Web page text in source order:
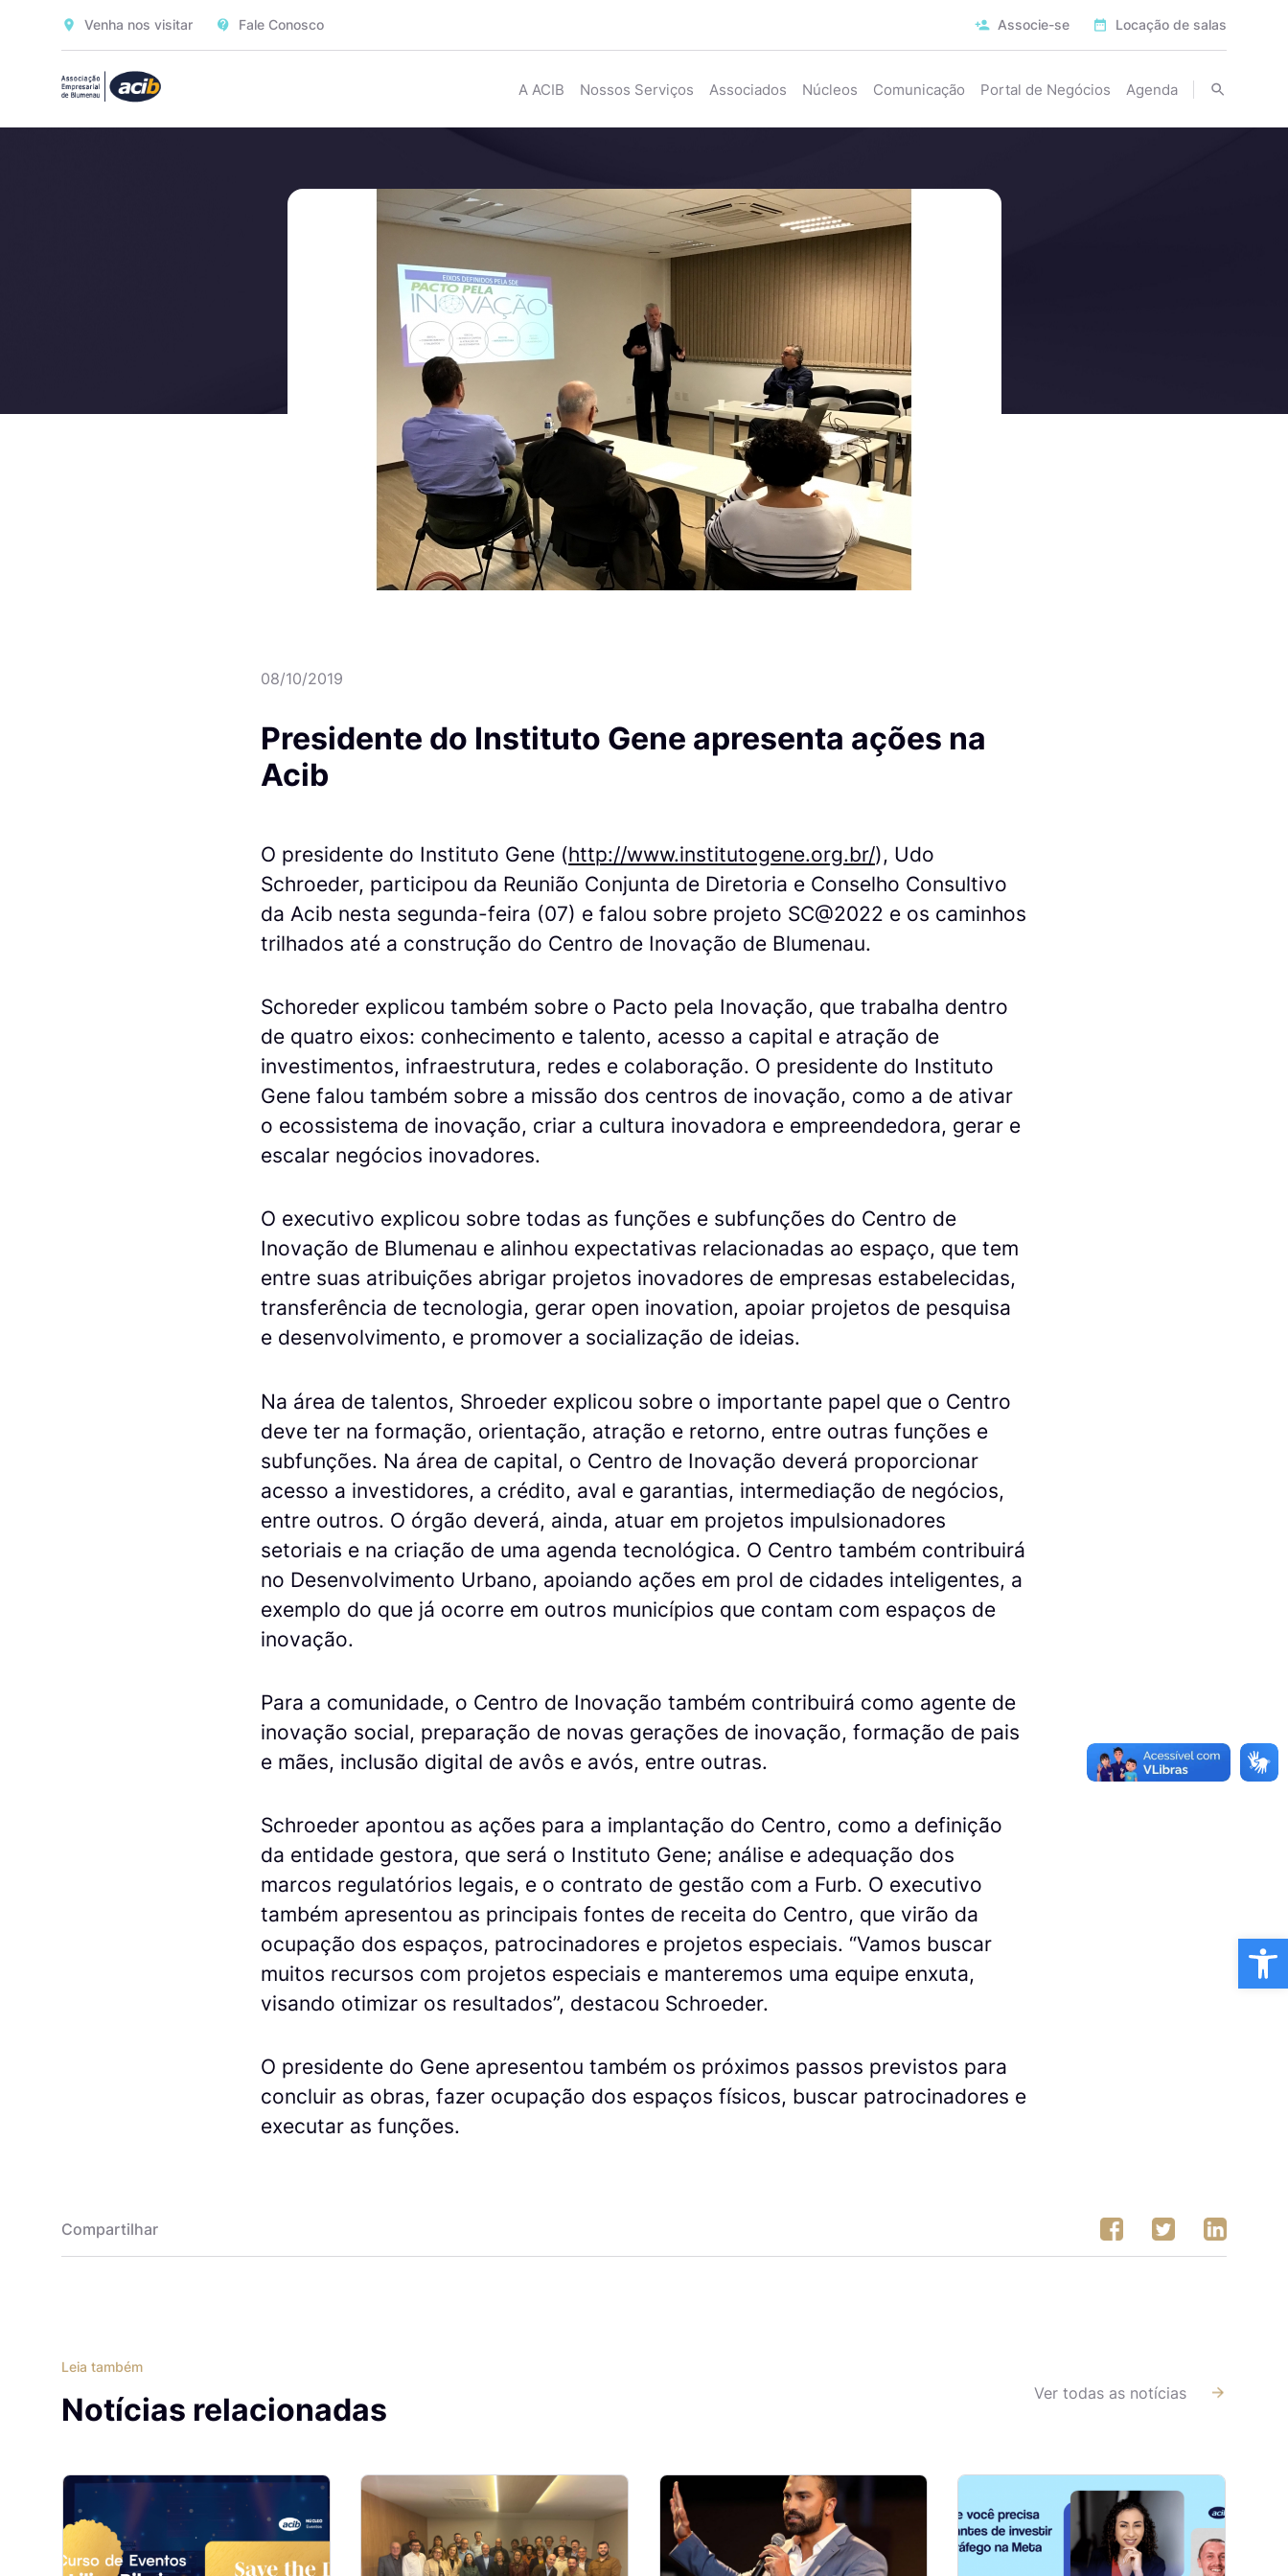
Venha nos visitar Fale Conosco Associe-se Locação de salas
A ACIB Nossos Serviços Associados Núcleos Comunicação Portal de Negócios Agenda
08/10/2019
Presidente do Instituto Gene apresenta ações na
Acib
O presidente do Instituto Gene (http://www.institutogene.org.br/), Udo
Schroeder, participou da Reunião Conjunta de Diretoria e Conselho Consultivo
da Acib nesta segunda-feira (07) e falou sobre projeto SC@2022 e os caminhos
trilhados até a construção do Centro de Inovação de Blumenau.
Schoreder explicou também sobre o Pacto pela Inovação, que trabalha dentro
de quatro eixos: conhecimento e talento, acesso a capital e atração de
investimentos, infraestrutura, redes e colaboração. O presidente do Instituto
Gene falou também sobre a missão dos centros de inovação, como a de ativar
o ecossistema de inovação, criar a cultura inovadora e empreendedora, gerar e
escalar negócios inovadores.
O executivo explicou sobre todas as funções e subfunções do Centro de
Inovação de Blumenau e alinhou expectativas relacionadas ao espaço, que tem
entre suas atribuições abrigar projetos inovadores de empresas estabelecidas,
transferência de tecnologia, gerar open inovation, apoiar projetos de pesquisa
e desenvolvimento, e promover a socialização de ideias.
Na área de talentos, Shroeder explicou sobre o importante papel que o Centro
deve ter na formação, orientação, atração e retorno, entre outras funções e
subfunções. Na área de capital, o Centro de Inovação deverá proporcionar
acesso a investidores, a crédito, aval e garantias, intermediação de negócios,
entre outros. O órgão deverá, ainda, atuar em projetos impulsionadores
setoriais e na criação de uma agenda tecnológica. O Centro também contribuirá
no Desenvolvimento Urbano, apoiando ações em prol de cidades inteligentes, a
exemplo do que já ocorre em outros municípios que contam com espaços de
inovação.
Para a comunidade, o Centro de Inovação também contribuirá como agente de
inovação social, preparação de novas gerações de inovação, formação de pais
e mães, inclusão digital de avôs e avós, entre outras.
Schroeder apontou as ações para a implantação do Centro, como a definição
da entidade gestora, que será o Instituto Gene; análise e adequação dos
marcos regulatórios legais, e o contrato de gestão com a Furb. O executivo
também apresentou as principais fontes de receita do Centro, que virão da
ocupação dos espaços, patrocinadores e projetos especiais. “Vamos buscar
muitos recursos com projetos especiais e manteremos uma equipe enxuta,
visando otimizar os resultados”, destacou Schroeder.
O presidente do Gene apresentou também os próximos passos previstos para
concluir as obras, fazer ocupação dos espaços físicos, buscar patrocinadores e
executar as funções.
Compartilhar
Leia também
Notícias relacionadas Ver todas as notícias